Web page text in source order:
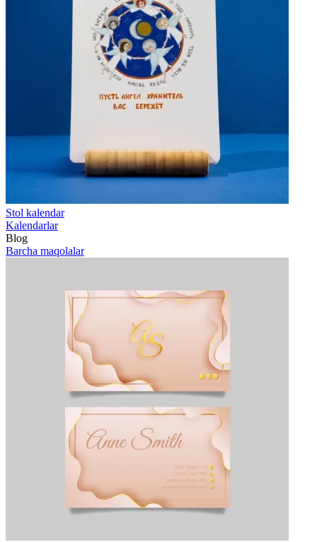
Stol kalendar
Kalendarlar
Blog
Barcha maqolalar